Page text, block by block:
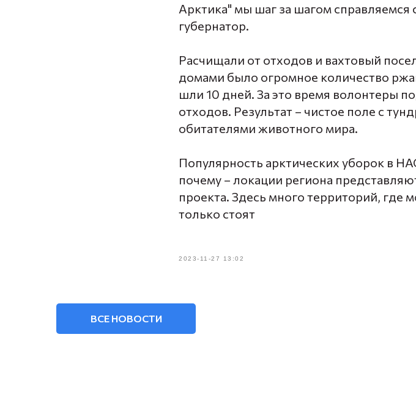
Арктика" мы шаг за шагом справляемся
губернатор.
Расчищали от отходов и вахтовый
домами было огромное количество
шли 10 дней. За это время волонтеры
отходов. Результат – чистое поле с
обитателями животного мира.
Популярность арктических уборок в
почему – локации региона
проекта. Здесь много территорий, где
только стоят
2023-11-27 13:02
ВСЕ НОВОСТИ